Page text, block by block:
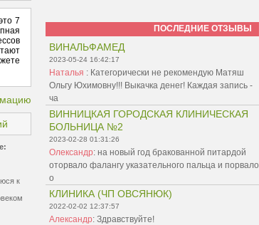
7
к
ПОСЛЕДНИЕ ОТЗЫВЫ
ВИНАЛЬФАМЕД
2023-05-24 16:42:17
Наталья : Категорически не рекомендую Матяш
Ольгу Юхимовну!!! Выкачка денег! Каждая запись -
ча
ВИННИЦКАЯ ГОРОДСКАЯ КЛИНИЧЕСКАЯ
БОЛЬНИЦА №2
2023-02-28 01:31:26
Олександр: на новый год бракованной питардой
оторвало фалангу указательного пальца и порвало
о
КЛИНИКА (ЧП ОВСЯНЮК)
2022-02-02 12:37:57
Александр: Здравствуйте!